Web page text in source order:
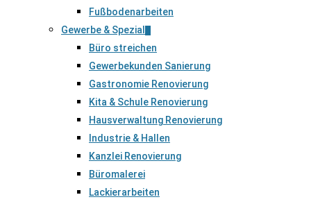
Fußbodenarbeiten
Gewerbe & Spezial
Büro streichen
Gewerbekunden Sanierung
Gastronomie Renovierung
Kita & Schule Renovierung
Hausverwaltung Renovierung
Industrie & Hallen
Kanzlei Renovierung
Büromalerei
Lackierarbeiten